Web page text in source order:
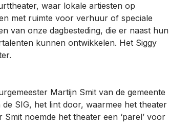
waar lokale artiesten op
met ruimte voor verhuur of speciale
van onze dagbesteding, die er naast hun
kunnen ontwikkelen. Het Siggy
Martijn Smit van de gemeente
SIG, het lint door, waarmee het theater
noemde het theater een ‘parel’ voor